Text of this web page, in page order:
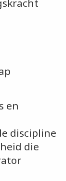
en
discipline
die